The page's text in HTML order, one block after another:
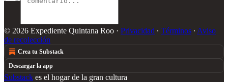
© 2026 Expediente Quintana Roo · Privacidad ∙ Términos ∙ Aviso
de recolección
Crea tu Substack
Descargar la app
Substack es el hogar de la gran cultura